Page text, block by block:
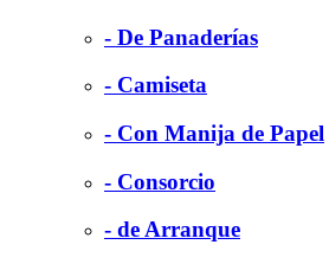
- De Panaderías
- Camiseta
- Con Manija de Papel
- Consorcio
- de Arranque